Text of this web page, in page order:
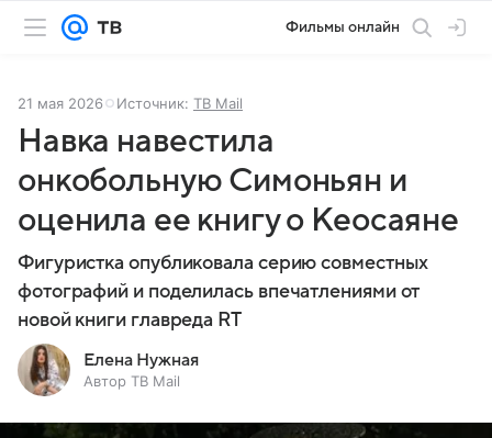
Фильмы онлайн
21 мая 2026 Источник: ТВ Mail
Навка навестила
онкобольную Симоньян и
оценила ее книгу о Кеосаяне
Фигуристка опубликовала серию совместных
фотографий и поделилась впечатлениями от
новой книги главреда RT
Елена Нужная
Автор ТВ Mail